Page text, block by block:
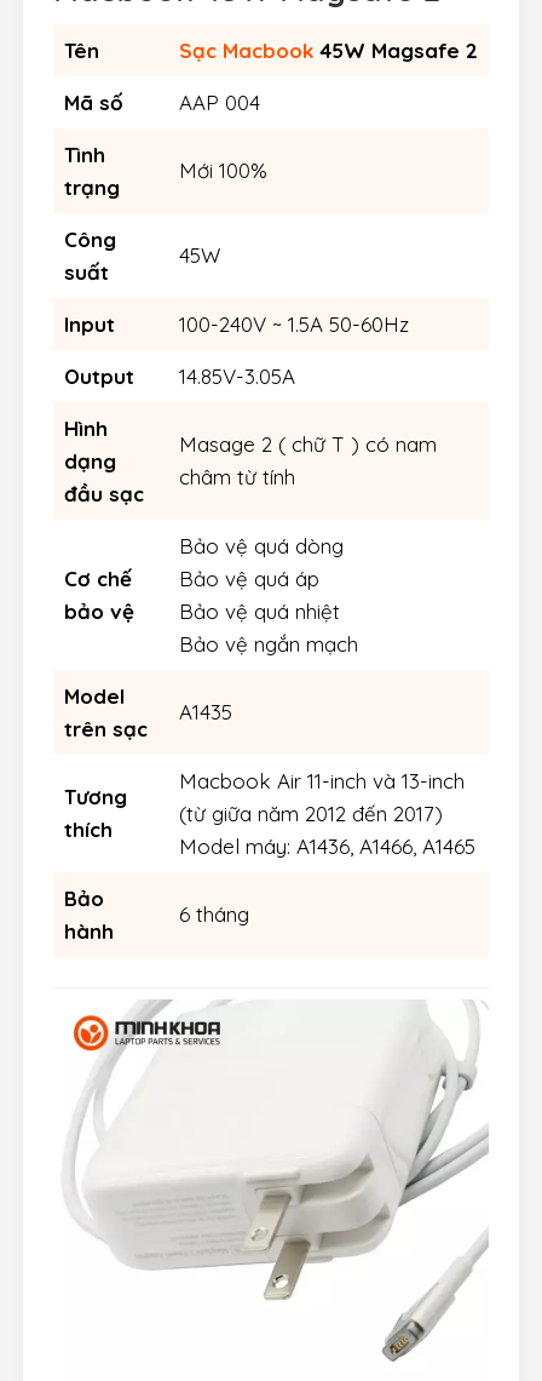
Tên Sạc Macbook45W Magsafe 2
Mã số AAP 004
Tình
trạng
Mới 100%
Công
suất
45W
Input 100-240V ~ 1.5A 50-60Hz
Output 14.85V-3.05A
Hình
dạng
đầu sạc
Masage 2 ( chữ T ) có nam
châm từ tính
Cơ chế
bảo vệ
Bảo vệ quá dòng
Bảo vệ quá áp
Bảo vệ quá nhiệt
Bảo vệ ngắn mạch
Model
trên sạc
A1435
Tương
thích
Macbook Air 11-inch và 13-inch
(từ giữa năm 2012 đến 2017)
Model máy: A1436, A1466, A1465
Bảo
hành
6 tháng